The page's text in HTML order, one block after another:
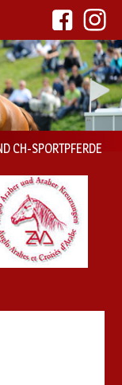
CH-SPORTPFERDE